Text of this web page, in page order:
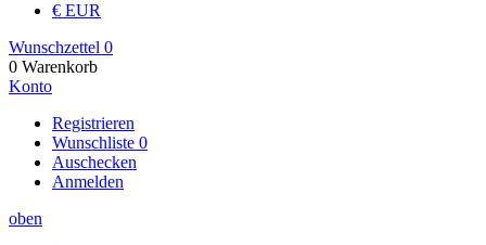
€ EUR
Wunschzettel 0
0 Warenkorb
Konto
Registrieren
Wunschliste 0
Auschecken
Anmelden
oben